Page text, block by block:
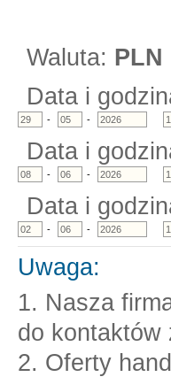
Waluta: PLN
Data i
- -
Data i
- -
Data i
- -
Uwaga:
1. Nasza
do kontaktów
2. Oferty